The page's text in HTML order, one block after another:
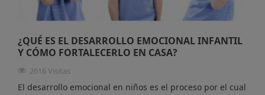
¿QUÉ ES EL DESARROLLO EMOCIONAL INFANTIL
Y CÓMO FORTALECERLO EN CASA?
2616 Visitas
El desarrollo emocional en niños es el proceso por el cual